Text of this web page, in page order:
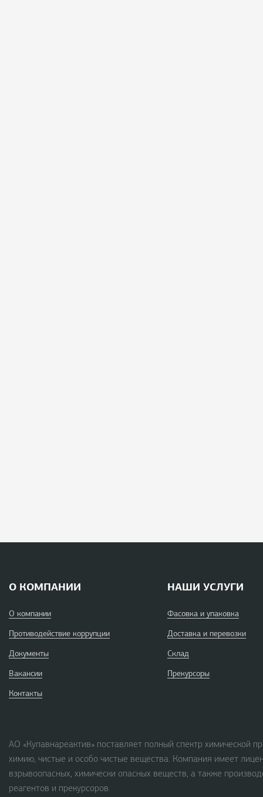
О КОМПАНИИ
О компании
Противодействие коррупции
Документы
Вакансии
Контакты
НАШИ УСЛУГИ
Фасовка и упаковка
Доставка и перевозки
Склад
Прекурсоры
АО «Купавнареактив» поставляет полный спектр химической
химию, чистые и особо чистые вещества. Компания имеет
взрывоопасных, химически опасных веществ, а также
реагентов и прекурсоров.